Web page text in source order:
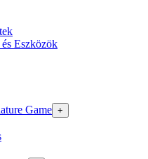
Eszközök
Game +